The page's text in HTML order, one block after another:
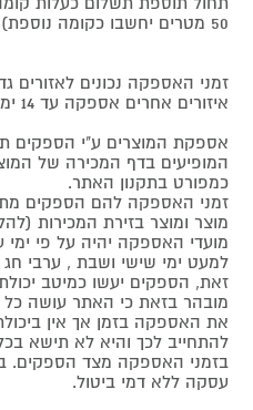
50 מטרים יחשבו כקומה נוספת).
זמני האספקה נכונים לאזורים
איזורים אחרים אספקה עד 14 ימי עסקים נוספים
אספקת המוצרים ע"י הספקים
המופיעים בדף המכירה של
כמפורט בתקנון האתר.
זמני האספקה להם הספקים
מוצר ומוצר בזירת המכירות
מועדי האספקה יהיה על פי ימי
למעט ימי שישי ושבת , ערבי חג
זאת, הספקים יעשו כמיטב
מובהר בזאת כי האתר עושה
את האספקה בזמן אך אין
להתחייב לכך והיא לא תישא
בזמני האספקה מצד הספקים.
עסקה ללא דמי ביטול.